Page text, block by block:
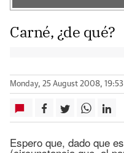
Carné, ¿de qué?
Monday, 25 August 2008, 19:53
Espero que, dado que